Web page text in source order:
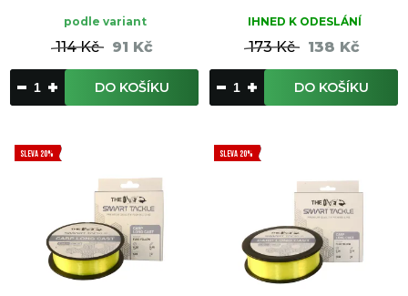
podle variant
114 Kč 91 Kč
DO KOŠÍKU
IHNED K ODESLÁNÍ
173 Kč 138 Kč
DO KOŠÍKU
SLEVA 20% SLEVA 20%